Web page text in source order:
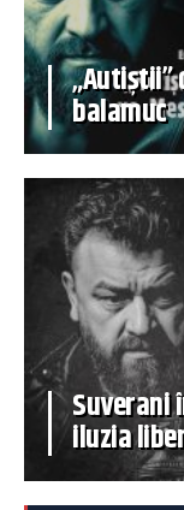
„Autiștii”
balamuc
Suverani
iluzia